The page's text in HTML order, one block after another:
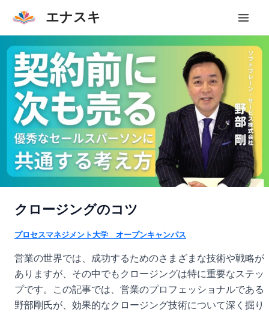
を
エナスキ
クロージングのコツ
プロセスマネジメント大学 オープンキャンパス
営業の世界では、成功するためのさまざまな技術や戦略が
ありますが、その中でもクロージングは特に重要なステッ
プです。この記事では、営業のプロフェッショナルである
野部剛氏が、効果的なクロージング技術について深く掘り